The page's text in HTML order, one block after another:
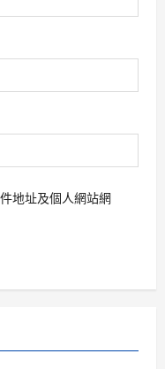
地址及個人網站網